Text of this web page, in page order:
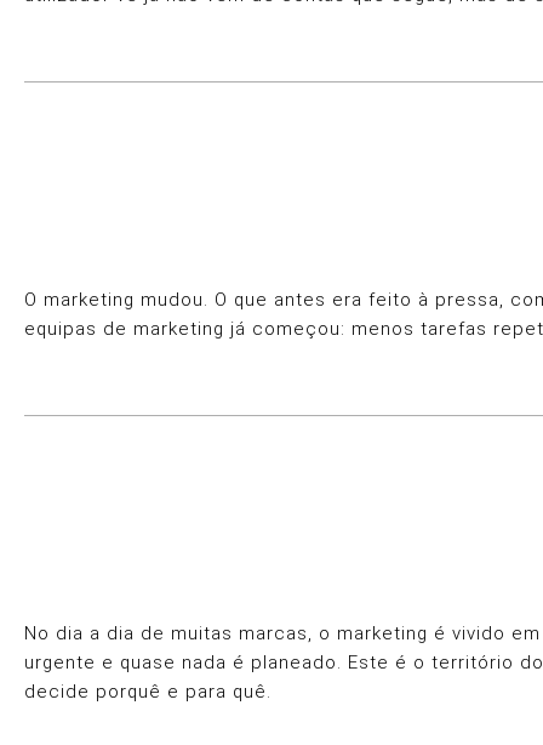
O marketing mudou. O que antes era feito à pressa,
equipas de marketing já começou: menos tarefas
No dia a dia de muitas marcas, o marketing é vivido
urgente e quase nada é planeado. Este é o território
decide porquê e para quê.